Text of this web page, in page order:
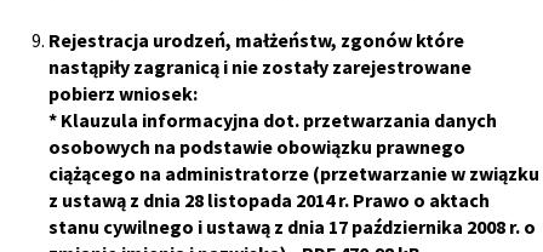
Rejestracja urodzeń, małżeństw, zgonów które
nastąpiły zagranicą i nie zostały zarejestrowane
pobierz wniosek:
* Klauzula informacyjna dot. przetwarzania danych
osobowych na podstawie obowiązku prawnego
ciążącego na administratorze (przetwarzanie w związku
z ustawą z dnia 28 listopada 2014 r. Prawo o aktach
stanu cywilnego i ustawą z dnia 17 października 2008 r. o